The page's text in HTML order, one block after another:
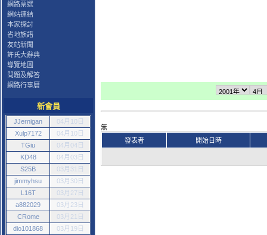
網路票選
網站連結
本家探討
省地族譜
友站新聞
許氏大辭典
導覽地圖
問題及解答
網路行事曆
新會員
JJernigan
04月10日
Xulp7172
04月10日
TGiu
04月04日
KD48
04月03日
S25B
03月31日
jimmyhsu
03月30日
L16T
03月27日
a882029
03月23日
CRome
03月21日
dio101868
03月19日
無
發表者
開始日時